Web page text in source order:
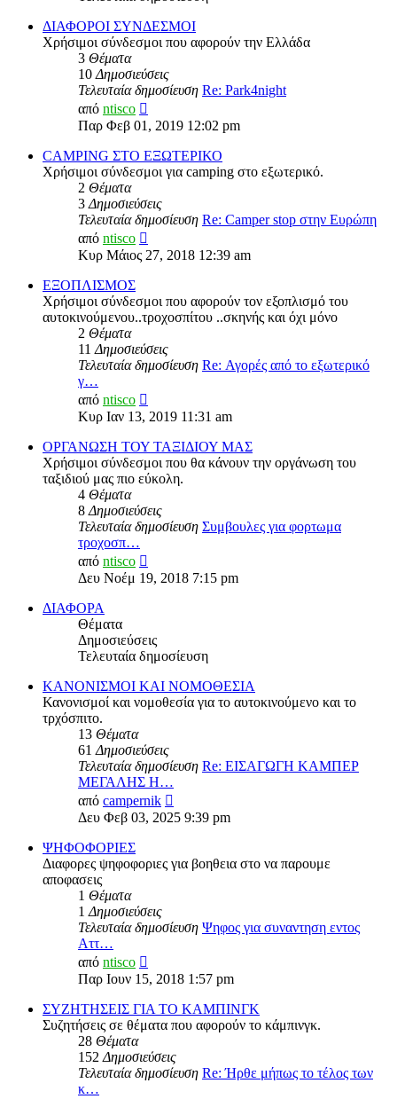
ΔΙΑΦΟΡΟΙ ΣΥΝΔΕΣΜΟΙ
Χρήσιμοι σύνδεσμοι που αφορούν την Ελλάδα
3 Θέματα
10Δημοσιεύσεις
Τελευταία δημοσίευση Re: Park4night
από ntisco
της
τελευταίας
δημοσίευσης
Παρ Φεβ 01, 2019 12:02 pm
CAMPING ΣΤΟ ΕΞΩΤΕΡΙΚΟ
Χρήσιμοι σύνδεσμοι για camping στο εξωτερικό.
2 Θέματα
3Δημοσιεύσεις
Τελευταία δημοσίευση Re: Camper stop στην Ευρώπη
από ntisco
της
τελευταίας
Κυρ Μάιος 27, 2018 12:39 am
ΕΞΟΠΛΙΣΜΟΣ
Χρήσιμοι σύνδεσμοι που αφορούν τον εξοπλισμό του
αυτοκινούμενου..τροχοσπίτου ..σκηνής και όχι μόνο
2 Θέματα
11Δημοσιεύσεις
Τελευταία δημοσίευση Re: Αγορές από το εξωτερικό
γ…
από ntisco
της
δημοσίευσης
Κυρ Ιαν 13, 2019 11:31 am
ΟΡΓΑΝΩΣΗ ΤΟΥ ΤΑΞΙΔΙΟΥ ΜΑΣ
Χρήσιμοι σύνδεσμοι που θα κάνουν την οργάνωση του
ταξιδιού μας πιο εύκολη.
4 Θέματα
8Δημοσιεύσεις
Τελευταία δημοσίευση Συμβουλες για φορτωμα
τροχοσπ…
από ntisco
της
τελευταίας
Δευ Νοέμ 19, 2018 7:15 pm
ΔΙΑΦΟΡΑ
Θέματα
Δημοσιεύσεις
Τελευταία δημοσίευση
ΚΑΝΟΝΙΣΜΟΙ ΚΑΙ ΝΟΜΟΘΕΣΙΑ
Κανονισμοί και νομοθεσία για το αυτοκινούμενο και το
τρχόσπιτο.
13 Θέματα
61Δημοσιεύσεις
Τελευταία δημοσίευση Re: ΕΙΣΑΓΩΓΗ ΚΑΜΠΕΡ
ΜΕΓΑΛΗΣ Η…
από campernik
της
τελευταίας
Δευ Φεβ 03, 2025 9:39 pm
ΨΗΦΟΦΟΡΙΕΣ
Διαφορες ψηφοφοριες για βοηθεια στο να παρουμε
αποφασεις
1 Θέματα
1Δημοσιεύσεις
Τελευταία δημοσίευση Ψηφος για συναντηση εντος
Αττ…
από ntisco
της
τελευταίας
δημοσίευσης
Παρ Ιουν 15, 2018 1:57 pm
ΣΥΖΗΤΗΣΕΙΣ ΓΙΑ ΤΟ ΚΑΜΠΙΝΓΚ
Συζητήσεις σε θέματα που αφορούν το κάμπινγκ.
28 Θέματα
152Δημοσιεύσεις
Τελευταία δημοσίευση Re: Ήρθε μήπως το τέλος των
κ…